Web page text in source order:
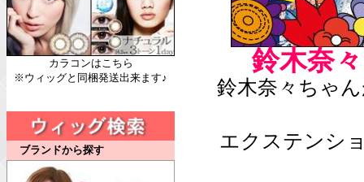
カラコンはこちら
※ウィッグと同梱発送出来ます♪
ブランドから探す
鈴木奈
鈴木奈々ちゃ
エクステンシ